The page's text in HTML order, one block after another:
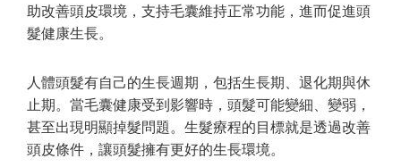
助改善頭皮環境，支持毛囊維持正常功能，進而促進頭
髮健康生長。
人體頭髮有自己的生長週期，包括生長期、退化期與休
止期。當毛囊健康受到影響時，頭髮可能變細、變弱，
甚至出現明顯掉髮問題。生髮療程的目標就是透過改善
頭皮條件，讓頭髮擁有更好的生長環境。